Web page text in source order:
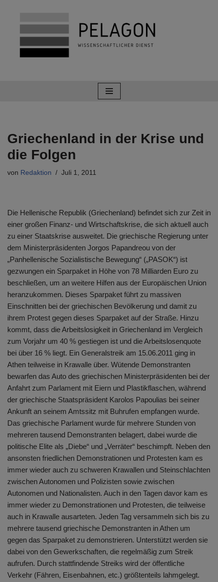
Zum
Inhalt
springen
Griechenland in der Krise und
die Folgen
von Redaktion Juli 1, 2011
Die Hellenische Republik (Griechenland) befindet sich zur Zeit in
einer großen Finanz- und Wirtschaftskrise, die sich aktuell auch
zu einer Staatskrise ausweitet. Die griechische Regierung unter
dem Ministerpräsidenten Jorgos Papandreou von der
„Panhellenische Sozialistische Bewegung“ („PASOK“) ist
gezwungen ein Sparpaket in Höhe von 78 Milliarden Euro zu
beschließen, um an weitere Hilfen aus der Europäischen Union
heranzukommen. Dieses Sparpaket führt zu massiven
Einschnitten bei der griechischen Bevölkerung und damit zu
ihrem Protest gegen dieses Sparpaket auf der Straße. Hinzu
kommt, dass die Arbeitslosigkeit in Griechenland im Vergleich
zum Vorjahr um 40 % gestiegen ist und die Arbeitslosenquote
bei über 16 % liegt. Ein Generalstreik am 15.06.2011 ging in
Athen teilweise in Krawalle über. Wütende Demonstranten
bewarfen das Auto des griechischen Ministerpräsidenten bei der
Anfahrt zum Parlament mit Eiern und Plastikflaschen, während
der griechische Staatspräsident Karolos Papoulias bei seiner
Ankunft an seinem Amtssitz mit Buhrufen empfangen wurde.
Das griechische Parlament wurde für mehrere Stunden von
mehreren tausend Demonstranten belagert, dabei wurde die
politische Elite als „Diebe“ und „Verräter“ beschimpft. Neben den
ansonsten friedlichen Demonstrationen und Protesten kam es
immer wieder auch zu schweren Krawallen und Steinschlachten
zwischen Autonomen und Polizisten sowie zwischen
Autonomen und Nationalisten. Auch in den Tagen davor kam es
immer wieder zu Demonstrationen und Protesten, die teilweise
auch in Krawalle ausarteten. Jeden Tag versammeln sich bis zu
mehrere tausend griechische Demonstranten in Athen um
gegen das Sparpaket zu demonstrieren. Unterstützt werden sie
dabei von den Gewerkschaften, die regelmäßig zum Streik
aufrufen. Durch stattfindende Streiks wird der öffentliche
Verkehr (Fähren, Eisenbahnen, etc.) größtenteils lahmgelegt.